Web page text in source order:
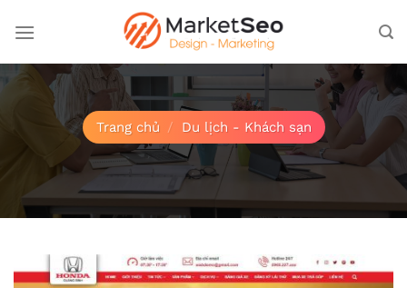
qua
dung
Trang chủ / Du lịch - Khách sạn